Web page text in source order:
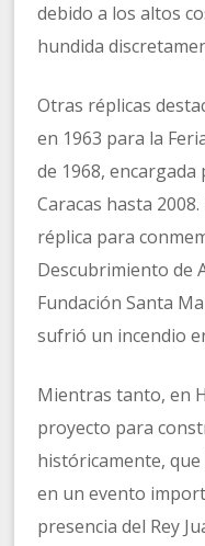
debido a los altos
hundida
Otras réplicas
en 1963 para la
de 1968,
Caracas hasta
réplica para
Descubrimiento de
Fundación Santa
sufrió un incendio
Mientras tanto, en
proyecto para
históricamente,
en un evento
presencia del Rey